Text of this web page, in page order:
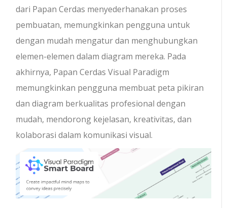
dari Papan Cerdas menyederhanakan proses
pembuatan, memungkinkan pengguna untuk
dengan mudah mengatur dan menghubungkan
elemen-elemen dalam diagram mereka. Pada
akhirnya, Papan Cerdas Visual Paradigm
memungkinkan pengguna membuat peta pikiran
dan diagram berkualitas profesional dengan
mudah, mendorong kejelasan, kreativitas, dan
kolaborasi dalam komunikasi visual.